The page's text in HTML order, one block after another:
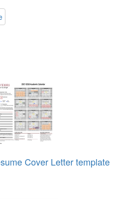
Cover Letter template